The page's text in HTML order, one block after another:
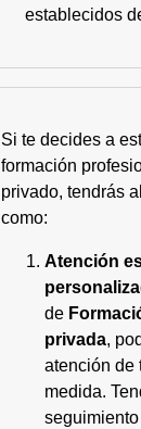
establecidos
Si te decides a
formación
privado, tendrás
como:
Atención
de
privada,
atención de
medida.